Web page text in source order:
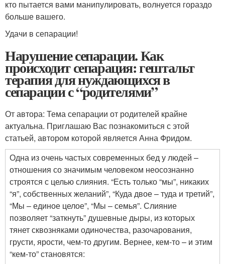
кто пытается вами манипулировать, волнуется гораздо
больше вашего.
Удачи в сепарации!
Нарушение сепарации. Как
происходит сепарация: гештальт
терапия для нуждающихся в
сепарации с “родителями”
От автора: Тема сепарации от родителей крайне
актуальна. Приглашаю Вас познакомиться с этой
статьей, автором которой является Анна Фридом.
Одна из очень частых современных бед у людей –
отношения со значимым человеком неосознанно
строятся с целью слияния. “Есть только “мы”, никаких
“я”, собственных желаний”, “Куда двое – туда и третий”,
“Мы – единое целое”, “Мы – семья”. Слияние
позволяет “заткнуть” душевные дыры, из которых
тянет сквозняками одиночества, разочарования,
грусти, ярости, чем-то другим. Вернее, кем-то – и этим
“кем-то” становятся: